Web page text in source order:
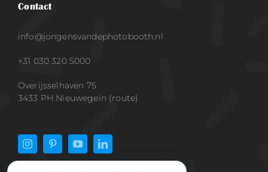
Contact
info@jongensvandephotobooth.nl
+31 030 320 5000
Overijsselhaven 75
3433 PH Nieuwegein (route)